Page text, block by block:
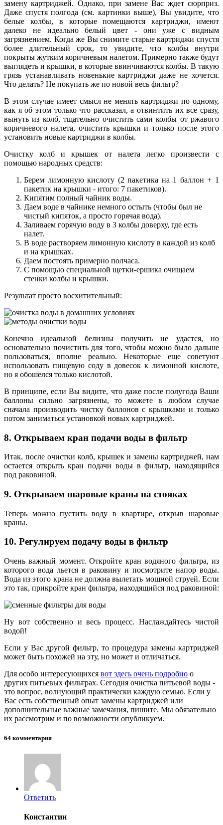
замену картриджей. Однако, при замене Вас ждет сюрприз.
Даже спустя полгода (см. картинки выше), Вы увидите, что
белые колбы, в которые помещаются картриджи, имеют
далеко не идеально белый цвет - они уже с видным
загрязнением. Когда же Вы снимите старые картриджи спустя
более длительный срок, то увидите, что колбы внутри
покрыты жутким коричневым налетом. Примерно также будут
выглядеть и крышки, в которые ввинчиваются колбы. В такую
грязь устанавливать новенькие картриджи даже не хочется.
Что делать? Не покупать же по новой весь фильтр?
В этом случае имеет смысл не менять картриджи по одному,
как я об этом только что рассказал, а отвинтить их все сразу,
вынуть из колб, тщательно очистить сами колбы от ржавого
коричневого налета, очистить крышки и только после этого
установить новые картриджи в колбы.
Очистку колб и крышек от налета легко произвести с
помощью народных средств:
Берем лимонную кислоту (2 пакетика на 1 баллон + 1
пакетик на крышки - итого: 7 пакетиков).
Кипятим полный чайник воды.
Даем воде в чайнике немного остыть (чтобы был не
чистый кипяток, а просто горячая вода).
Заливаем горячую воду в 3 колбы доверху, где есть
налет.
В воде растворяем лимонную кислоту в каждой из колб
и на крышках.
Даем постоять примерно полчаса.
С помощью специальной щетки-ершика очищаем
стенки колбы и крышки.
Результат просто восхитительный:
Конечно идеальной белизны получить не удастся, но
основательно почистить для того, чтобы можно было дальше
пользоваться, вполне реально. Некоторые еще советуют
использовать пищевую соду в довесок к лимонной кислоте,
но я обошелся только кислотой.
В принципе, если Вы видите, что даже после полугода Ваши
баллоны сильно загрязнены, то можете в любом случае
сначала производить чистку баллонов с крышками и только
потом заниматься установкой новых картриджей.
8. Открываем кран подачи воды в фильтр
Итак, после очистки колб, крышек и замены картриджей, нам
остается открыть кран подачи воды в фильтр, находящийся
под раковиной.
9. Открываем шаровые краны на стояках
Теперь можно пустить воду в квартире, открыв шаровые
краны.
10. Регулируем подачу воды в фильтр
Очень важный момент. Откройте кран водяного фильтра, из
которого вода льется в раковину и посмотрите напор воды.
Вода из этого крана не должна вылетать мощной струей. Если
это так, прикройте кран фильтра, находящийся под раковиной:
Ну вот собственно и весь процесс. Наслаждайтесь чистой
водой!
Если у Вас другой фильтр, то процедура замены картриджей
может быть похожей на эту, но может и отличаться.
Для особо интересующихся вот здесь очень подробно о
других питьевых фильтрах. Сегодня очистка питьевой воды -
это вопрос, волнующий практически каждую семью. Если у
Вас есть собственный опыт замены картриджей или
дополнительные важные замечания, пишите. Мы обязательно
их рассмотрим и по возможности опубликуем.
64 комментария
Ответить
Константин